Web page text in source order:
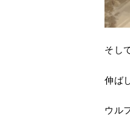
そし
伸ば
ウル